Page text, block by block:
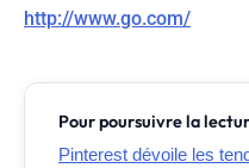
http://www.go.com/
Pour poursuivre la
Pinterest dévoile les